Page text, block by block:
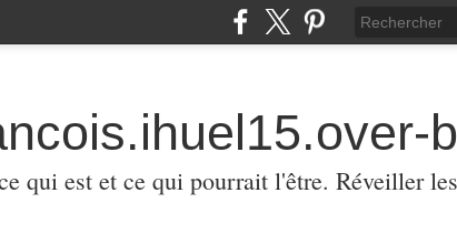
qui est et ce qui pourrait l'être. Réveiller